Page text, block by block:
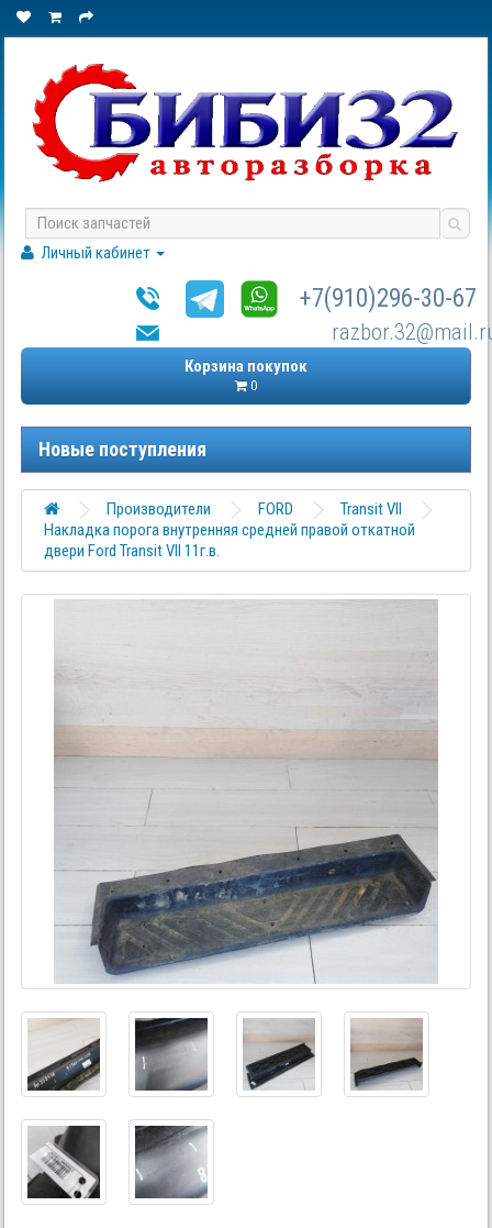
Личный кабинет
+7(910)296-30-67
Корзина покупок
0
Новые поступления
Производители FORD
Transit VII
Накладка порога внутренняя средней правой откатной
двери Ford Transit VII 11г.в.